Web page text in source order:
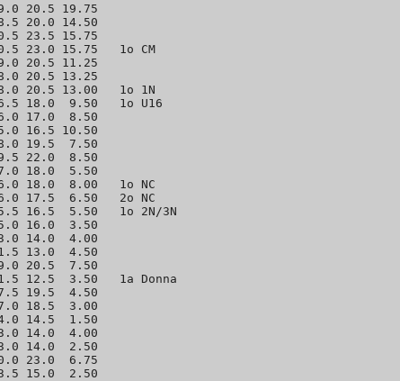
20.5 19.75
20.0 14.50
23.5 15.75
23.0 15.75   1o CM
20.5 11.25
20.5 13.25
20.5 13.00   1o 1N
18.0  9.50   1o U16
17.0  8.50
16.5 10.50
19.5  7.50
22.0  8.50
18.0  5.50
18.0  8.00   1o NC
17.5  6.50   2o NC
16.5  5.50   1o 2N/3N
16.0  3.50
14.0  4.00
13.0  4.50
20.5  7.50
12.5  3.50   1a Donna
19.5  4.50
18.5  3.00
14.5  1.50
14.0  4.00
14.0  2.50
23.0  6.75
15.0  2.50